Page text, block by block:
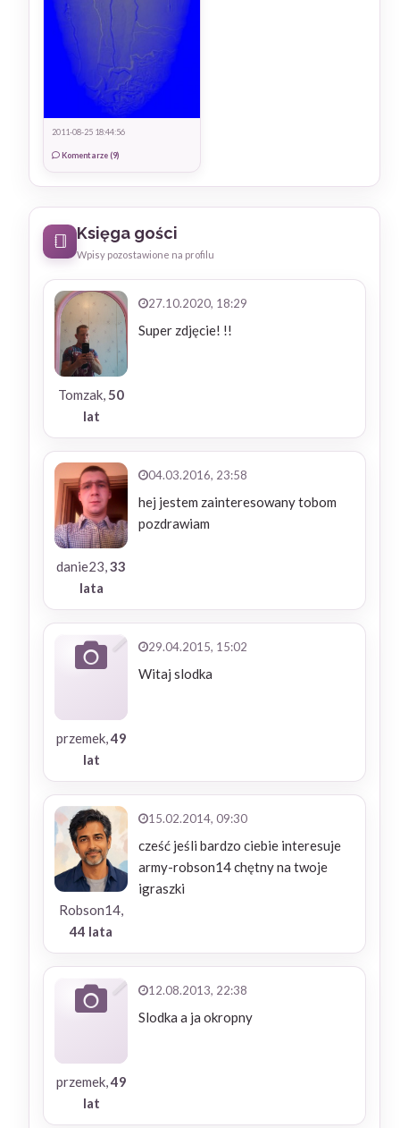
2011-08-25 18:44:56
Komentarze (9)
Księga gości
Wpisy pozostawione na profilu
Tomzak, 50
lat
27.10.2020, 18:29
Super zdjęcie! !!
danie23, 33
lata
04.03.2016, 23:58
hej jestem zainteresowany tobom
pozdrawiam
przemek,49
lat
29.04.2015, 15:02
Witaj slodka
Robson14,
44 lata
15.02.2014, 09:30
cześć jeśli bardzo ciebie interesuje
army-robson14 chętny na twoje
igraszki
przemek,49
lat
12.08.2013, 22:38
Slodka a ja okropny